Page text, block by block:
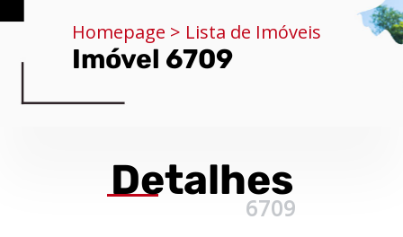
Homepage > Lista de Imóveis
Imóvel 6709
Detalhes
6709